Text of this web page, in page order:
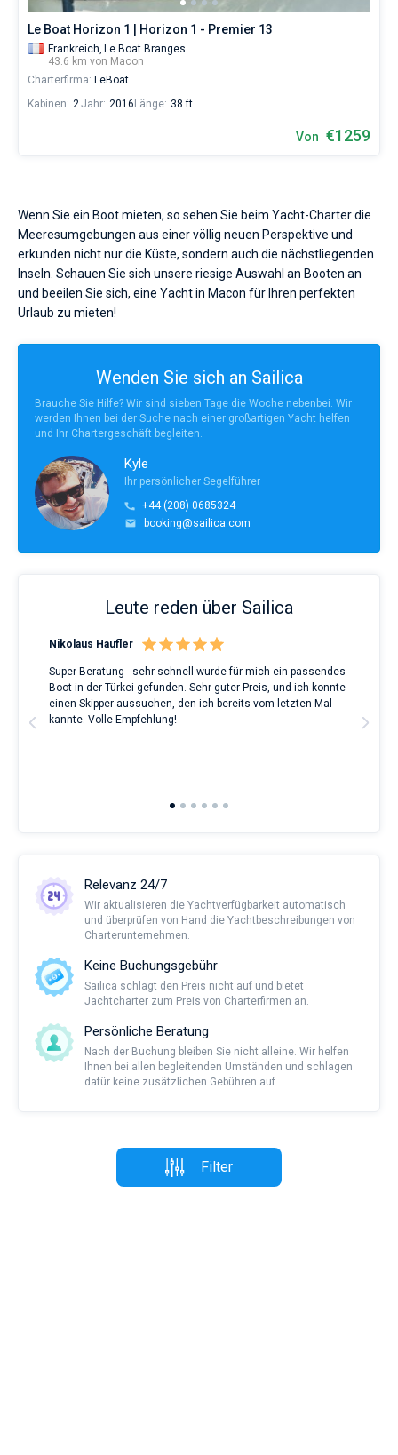
Le Boat Horizon 1 | Horizon 1 - Premier 13
Frankreich, Le Boat Branges
43.6 km von Macon
Charterfirma: LeBoat
Kabinen: 2Jahr: 2016 Länge: 38 ft
Von €1259
Wenn Sie ein Boot mieten, so sehen Sie beim Yacht-Charter die
Meeresumgebungen aus einer völlig neuen Perspektive und
erkunden nicht nur die Küste, sondern auch die nächstliegenden
Inseln. Schauen Sie sich unsere riesige Auswahl an Booten an
und beeilen Sie sich, eine Yacht in Macon für Ihren perfekten
Urlaub zu mieten!
Wenden Sie sich an Sailica
Brauche Sie Hilfe? Wir sind sieben Tage die Woche nebenbei. Wir
werden Ihnen bei der Suche nach einer großartigen Yacht helfen
und Ihr Chartergeschäft begleiten.
Kyle
Ihr persönlicher Segelführer
+44 (208) 0685324
booking@sailica.com
Leute reden über Sailica
Nikolaus Haufler
Super Beratung - sehr schnell wurde für mich ein passendes
Boot in der Türkei gefunden. Sehr guter Preis, und ich konnte
einen Skipper aussuchen, den ich bereits vom letzten Mal
kannte. Volle Empfehlung!
Relevanz 24/7
Wir aktualisieren die Yachtverfügbarkeit automatisch
und überprüfen von Hand die Yachtbeschreibungen von
Charterunternehmen.
Keine Buchungsgebühr
Sailica schlägt den Preis nicht auf und bietet
Jachtcharter zum Preis von Charterfirmen an.
Persönliche Beratung
Nach der Buchung bleiben Sie nicht alleine. Wir helfen
Ihnen bei allen begleitenden Umständen und schlagen
dafür keine zusätzlichen Gebühren auf.
Filter